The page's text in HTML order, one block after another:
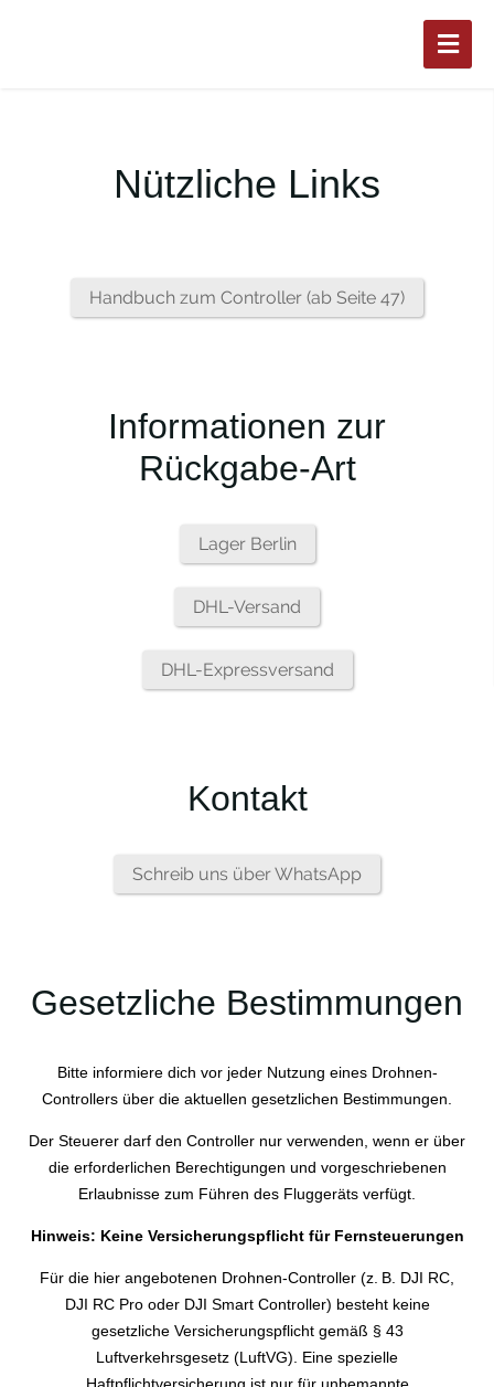
Nützliche Links
Handbuch zum Controller (ab Seite 47)
Informationen zur
Rückgabe-Art
Lager Berlin
DHL-Versand
DHL-Expressversand
Kontakt
Schreib uns über WhatsApp
Gesetzliche Bestimmungen
Bitte informiere dich vor jeder Nutzung eines Drohnen-
Controllers über die aktuellen gesetzlichen Bestimmungen.
Der Steuerer darf den Controller nur verwenden, wenn er über
die erforderlichen Berechtigungen und vorgeschriebenen
Erlaubnisse zum Führen des Fluggeräts verfügt.
Hinweis: Keine Versicherungspflicht für Fernsteuerungen
Für die hier angebotenen Drohnen-Controller (z. B. DJI RC,
DJI RC Pro oder DJI Smart Controller) besteht keine
gesetzliche Versicherungspflicht gemäß § 43
Luftverkehrsgesetz (LuftVG). Eine spezielle